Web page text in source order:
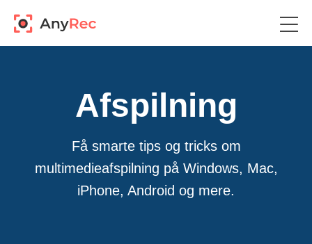
Afspilning
Få smarte tips og tricks om
multimedieafspilning på Windows, Mac,
iPhone, Android og mere.